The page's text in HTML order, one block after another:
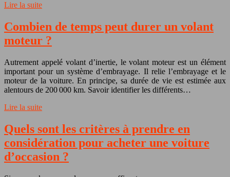
Lire la suite
Combien de temps peut durer un volant
moteur ?
Autrement appelé volant d’inertie, le volant moteur est un élément
important pour un système d’embrayage. Il relie l’embrayage et le
moteur de la voiture. En principe, sa durée de vie est estimée aux
alentours de 200 000 km. Savoir identifier les différents…
Lire la suite
Quels sont les critères à prendre en
considération pour acheter une voiture
d’occasion ?